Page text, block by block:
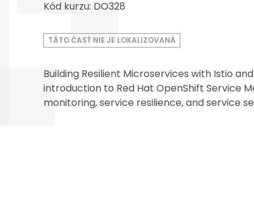
Kód kurzu: DO328
TÁTO ČASŤ NIE JE LOKALIZOVANÁ
Building Resilient Microservices with Istio
introduction to Red Hat OpenShift Service
monitoring, service resilience, and service